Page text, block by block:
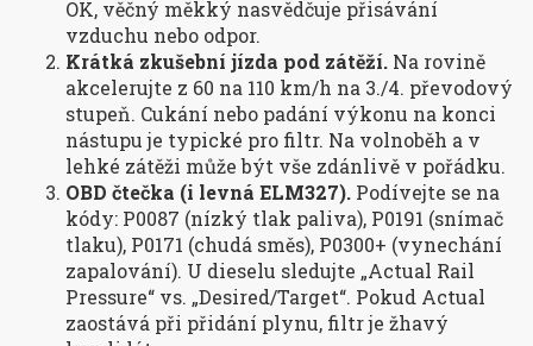
OK, věčný měkký nasvědčuje přisávání
vzduchu nebo odpor.
Krátká zkušební jízda pod zátěží. Na rovině
akcelerujte z 60 na 110 km/h na 3./4. převodový
stupeň. Cukání nebo padání výkonu na konci
nástupu je typické pro filtr. Na volnoběh a v
lehké zátěži může být vše zdánlivě v pořádku.
OBD čtečka (i levná ELM327). Podívejte se na
kódy: P0087 (nízký tlak paliva), P0191 (snímač
tlaku), P0171 (chudá směs), P0300+ (vynechání
zapalování). U dieselu sledujte „Actual Rail
Pressure“ vs. „Desired/Target“. Pokud Actual
zaostává při přidání plynu, filtr je žhavý